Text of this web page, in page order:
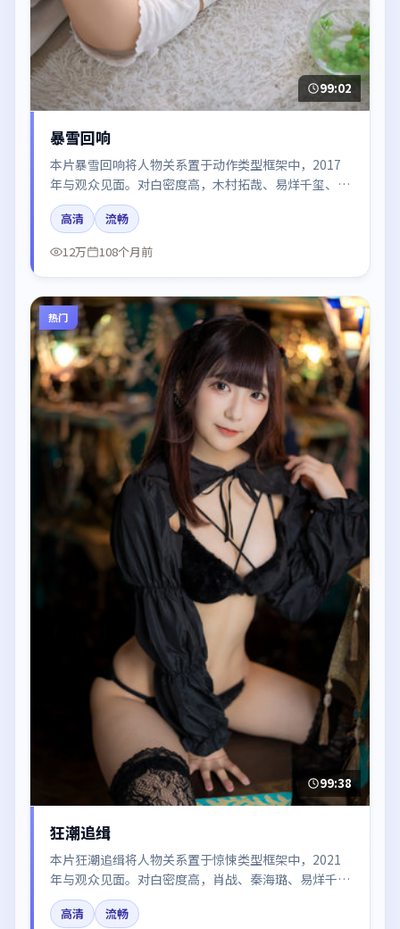
99:02
暴雪回响
本片暴雪回响将人物关系置于动作类型框架中，2017
年与观众见面。对白密度高，木村拓哉、易烊千玺、赵
丽颖、白宇、黄渤的台词节奏值得关注；整体气质偏英
国都市与冷色调摄影。
高清
流畅
12万
108个月前
热门
99:38
狂潮追缉
本片狂潮追缉将人物关系置于惊悚类型框架中，2021
年与观众见面。对白密度高，肖战、秦海璐、易烊千
玺、胡歌的台词节奏值得关注；整体气质偏美国都市与
冷色调摄影。
高清
流畅